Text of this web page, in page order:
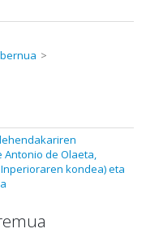
Antonio de Olaeta,
kondea) eta